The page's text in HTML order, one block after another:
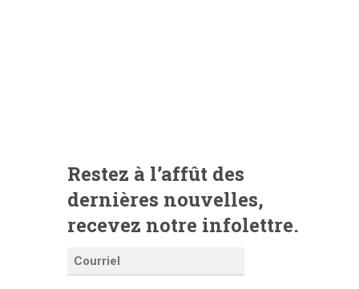
Restez à l’affût des
dernières nouvelles,
recevez notre infolettre.